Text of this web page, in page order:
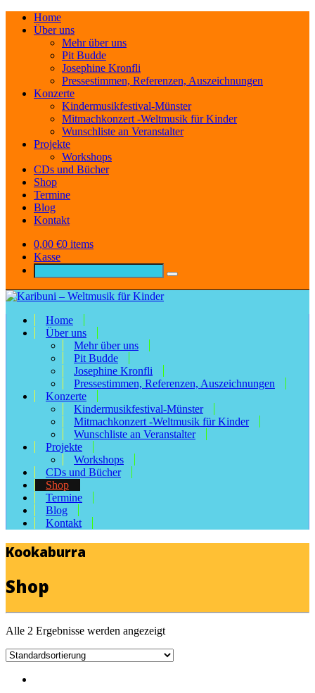
Home
Über uns
Mehr über uns
Pit Budde
Josephine Kronfli
Pressestimmen, Referenzen, Auszeichnungen
Konzerte
Kindermusikfestival-Münster
Mitmachkonzert -Weltmusik für Kinder
Wunschliste an Veranstalter
Projekte
Workshops
CDs und Bücher
Shop
Termine
Blog
Kontakt
0,00 €0 items
Kasse
Home
Über uns
Mehr über uns
Pit Budde
Josephine Kronfli
Pressestimmen, Referenzen, Auszeichnungen
Konzerte
Kindermusikfestival-Münster
Mitmachkonzert -Weltmusik für Kinder
Wunschliste an Veranstalter
Projekte
Workshops
CDs und Bücher
Shop
Termine
Blog
Kontakt
Kookaburra
Shop
Alle 2 Ergebnisse werden angezeigt